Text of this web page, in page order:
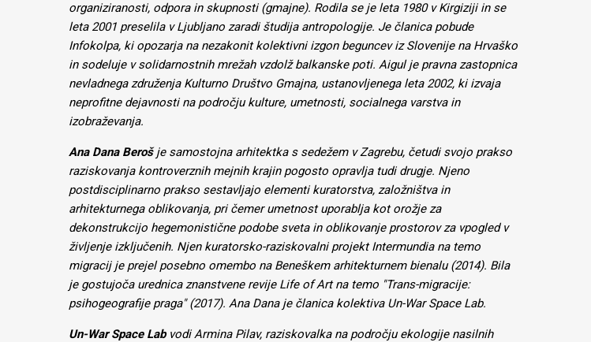
organiziranosti, odpora in skupnosti (gmajne). Rodila se je leta 1980 v Kirgiziji in se
leta 2001 preselila v Ljubljano zaradi študija antropologije. Je članica pobude
Infokolpa, ki opozarja na nezakonit kolektivni izgon beguncev iz Slovenije na Hrvaško
in sodeluje v solidarnostnih mrežah vzdolž balkanske poti. Aigul je pravna zastopnica
nevladnega združenja Kulturno Društvo Gmajna, ustanovljenega leta 2002, ki izvaja
neprofitne dejavnosti na področju kulture, umetnosti, socialnega varstva in
izobraževanja.
Ana Dana Berošje samostojna arhitektka s sedežem v Zagrebu, četudi svojo prakso
raziskovanja kontroverznih mejnih krajin pogosto opravlja tudi drugje. Njeno
postdisciplinarno prakso sestavljajo elementi kuratorstva, založništva in
arhitekturnega oblikovanja, pri čemer umetnost uporablja kot orožje za
dekonstrukcijo hegemonistične podobe sveta in oblikovanje prostorov za vpogled v
življenje izključenih. Njen kuratorsko-raziskovalni projekt Intermundia na temo
migracij je prejel posebno omembo na Beneškem arhitekturnem bienalu (2014). Bila
je gostujoča urednica znanstvene revije Life of Art na temo "Trans-migracije:
psihogeografije praga" (2017). Ana Dana je članica kolektiva Un-War Space Lab.
Un-War Space Labvodi Armina Pilav, raziskovalka na področju ekologije nasilnih